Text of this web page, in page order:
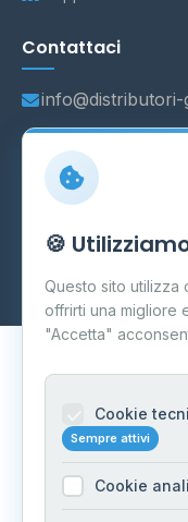
Contattaci
info@distributori-
Carpi
🍪
Questo sito
offrirti una migliore
"Accetta"
Cookie
Sempre attivi
Cookie